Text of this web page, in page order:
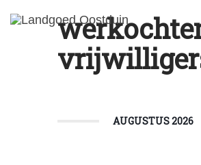
AUGUSTUS 2026